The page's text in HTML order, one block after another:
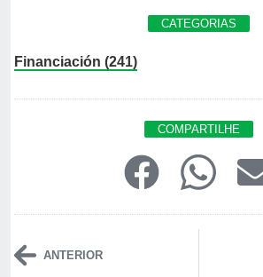
CATEGORIAS
Financiación (241)
COMPARTILHE
ANTERIOR